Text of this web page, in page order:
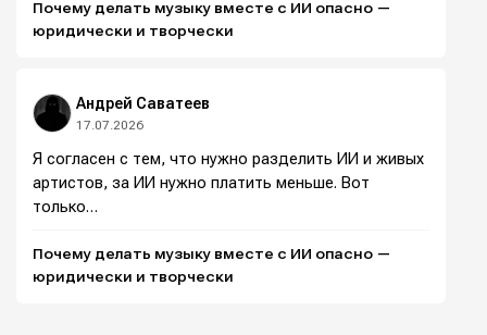
Почему делать музыку вместе с ИИ опасно —
юридически и творчески
Андрей Саватеев
17.07.2026
Я согласен с тем, что нужно разделить ИИ и живых
артистов, за ИИ нужно платить меньше. Вот
только…
Почему делать музыку вместе с ИИ опасно —
юридически и творчески